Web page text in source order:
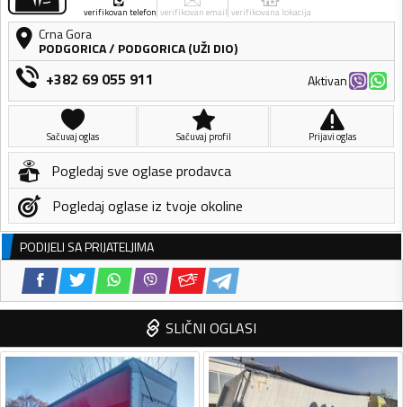
verifikovan telefon verifikovan email verifikovana lokacija
Crna Gora
PODGORICA/ PODGORICA (UŽI DIO)
+382 69 055 911 Aktivan
Sačuvaj oglas Sačuvaj profil Prijavi oglas
Pogledaj sve oglase prodavca
Pogledaj oglase iz tvoje okoline
PODIJELI SA PRIJATELJIMA
SLIČNI OGLASI